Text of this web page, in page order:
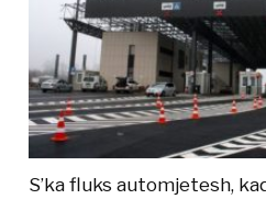
S’ka fluks automjetesh,